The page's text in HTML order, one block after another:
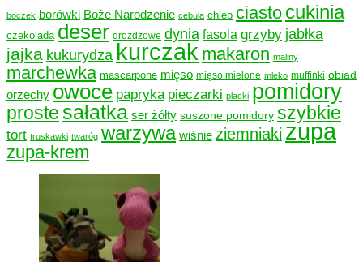
boczek borówki Boże Narodzenie cebula chleb ciasto cukinia
czekolada deser drożdżowe dynia fasola grzyby jabłka
jajka kukurydza kurczak makaron maliny
marchewka mascarpone mięso mięso mielone mleko muffinki obiad
orzechy owoce papryka pieczarki placki pomidory
proste sałatka ser żółty suszone pomidory szybkie
tort truskawki twaróg warzywa wiśnie ziemniakizupa
zupa-krem